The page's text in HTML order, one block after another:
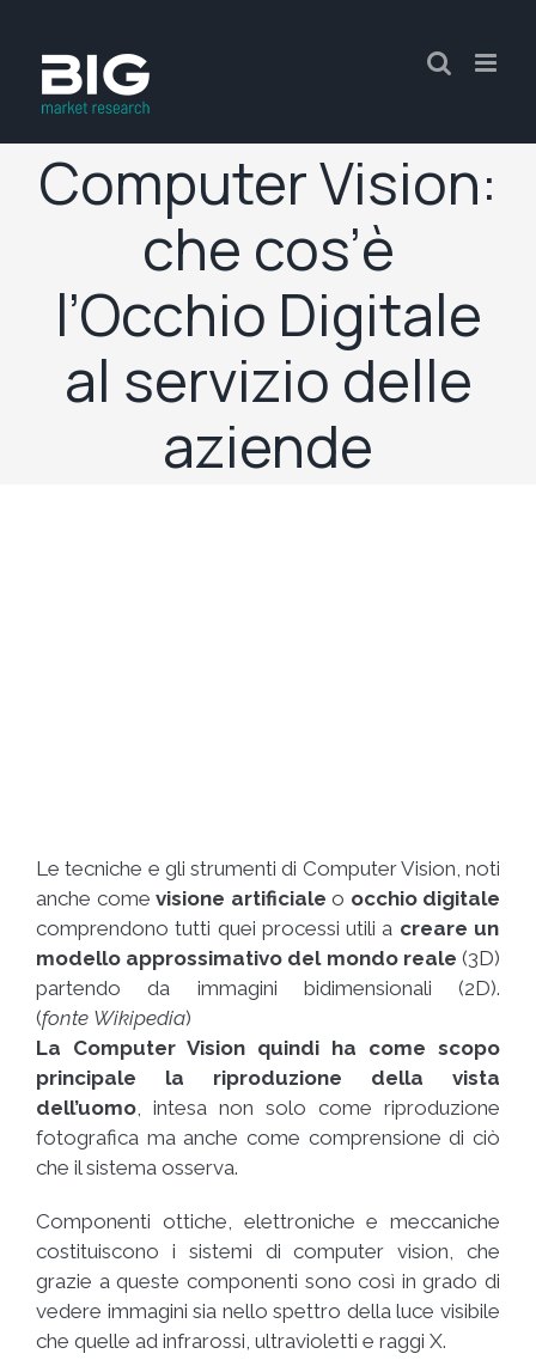
Computer Vision:
che cos’è
l’Occhio Digitale
al servizio delle
aziende
Le tecniche e gli strumenti di Computer Vision, noti
anche come visione artificiale o occhio digitale
comprendono tutti quei processi utili a creare un
modello approssimativo del mondo reale (3D)
partendo da immagini bidimensionali (2D).
(fonte Wikipedia)
La Computer Vision quindi ha come scopo
principale la riproduzione della vista
dell’uomo , intesa non solo come riproduzione
fotografica ma anche come comprensione di ciò
che il sistema osserva.
Componenti ottiche, elettroniche e meccaniche
costituiscono i sistemi di computer vision, che
grazie a queste componenti sono così in grado di
vedere immagini sia nello spettro della luce visibile
che quelle ad infrarossi, ultravioletti e raggi X.